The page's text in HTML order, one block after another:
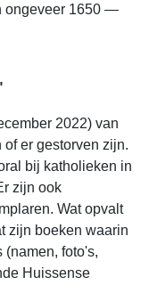
ongeveer 1650 —
2022) van
er gestorven zijn.
bij katholieken in
zijn ook
Wat opvalt
zijn boeken waarin
foto's,
Huissense